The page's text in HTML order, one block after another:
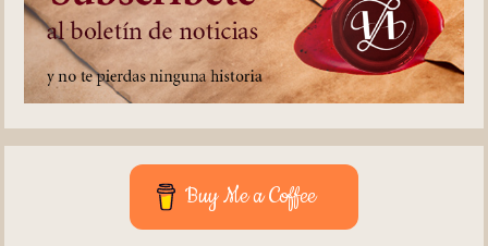
Buy Me a Coffee